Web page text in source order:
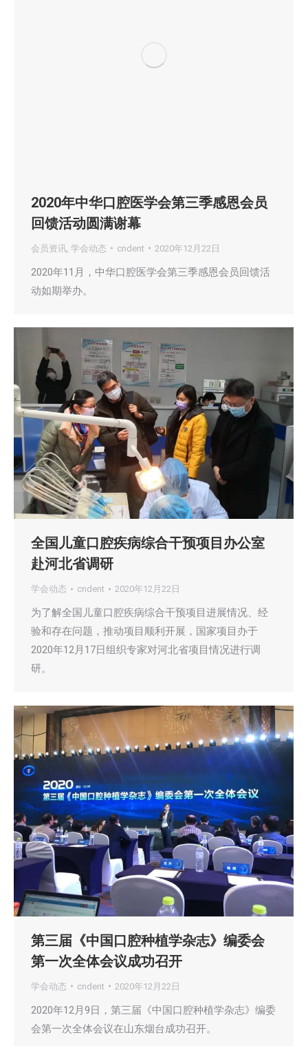
2020年中华口腔医学会第三季感恩会员
回馈活动圆满谢幕
会员资讯 学会动态 cndent 2020年12月22日
2020年11月，中华口腔医学会第三季感恩会员回馈活
动如期举办。
全国儿童口腔疾病综合干预项目办公室
赴河北省调研
学会动态 cndent 2020年12月22日
为了解全国儿童口腔疾病综合干预项目进展情况、经
验和存在问题，推动项目顺利开展，国家项目办于
2020年12月17日组织专家对河北省项目情况进行调
研。
第三届《中国口腔种植学杂志》编委会
第一次全体会议成功召开
学会动态 cndent 2020年12月22日
2020年12月9日，第三届《中国口腔种植学杂志》编委
会第一次全体会议在山东烟台成功召开。